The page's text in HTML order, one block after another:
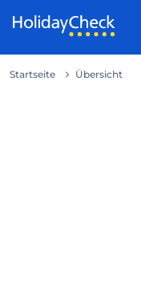
Startseite Übersicht